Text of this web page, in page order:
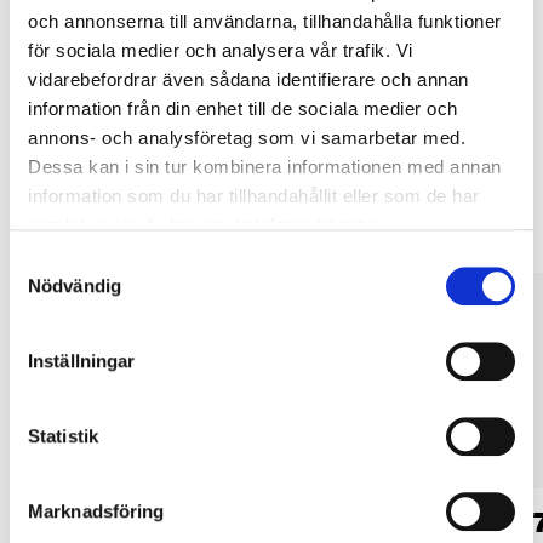
och annonserna till användarna, tillhandahålla funktioner
för sociala medier och analysera vår trafik. Vi
vidarebefordrar även sådana identifierare och annan
information från din enhet till de sociala medier och
annons- och analysföretag som vi samarbetar med.
Dessa kan i sin tur kombinera informationen med annan
information som du har tillhandahållit eller som de har
Nödvändig
Inställningar
Statistik
Marknadsföring
Köp & Hämta i ditt varuhus inom 2 timmar! För mer information om
tjänsten och våra villkor.
LÄS MER
Andra kunder köpte också
4490